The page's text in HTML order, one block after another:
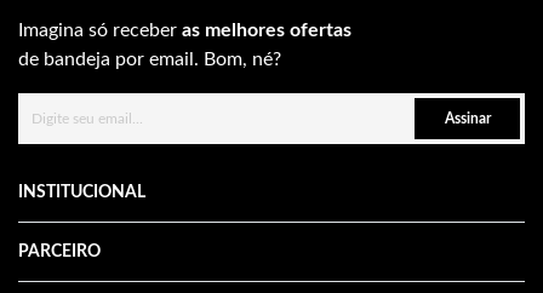
Imagina só receber as melhores ofertas
de bandeja por email. Bom, né?
Assinar
INSTITUCIONAL
PARCEIRO